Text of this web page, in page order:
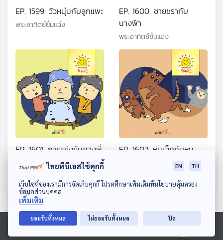
ดาวน์โหลด Thai PBS Podcast Application
Ⓒ 2020 องค์การกระจายเสียงและแพร่ภาพสาธารณะแห่งประเทศไทย
EP. 1599: วัวหนุ่มกับลูกแพะ
พระอาทิตย์ยิ้มแฉ่ง
EP. 1600: ชายชรากับ
นางฟ้า
พระอาทิตย์ยิ้มแฉ่ง
EP. 1601: การแข่งขันของพี่
EP. 1602: หนูเล็กกับหนู
ตอนที่เกี่ยวข้อง
ไทยพีบีเอสใช้คุกกี้ EN TH
เว็บไซต์ของเรามีการจัดเก็บคุกกี้ โปรดศึกษาเพิ่มเติมที่นโยบายคุ้มครอง
ข้อมูลส่วนบุคคล
เพิ่มเติม
ยอมรับทั้งหมด ไม่ยอมรับทั้งหมด ปิด